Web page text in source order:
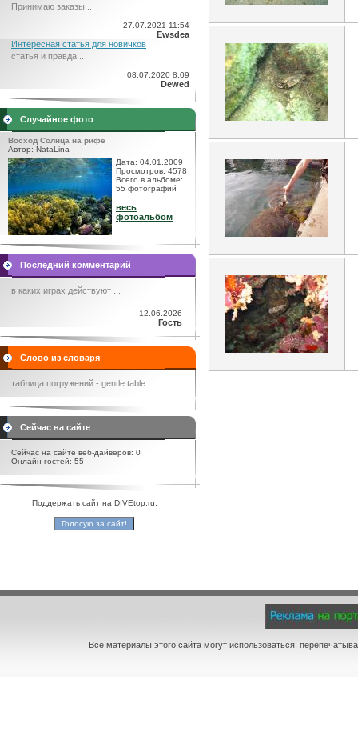
Принимаю заказы...
27.07.2021 11:54
Ewsdea
Интересная статья для новичков
статья и правда...
08.07.2020 8:09
Dewed
Случайное фото
Восход Солнца на рифе
Автор: NataLina
Дата: 04.01.2009
Просмотров: 4578
Всего в альбоме:
55 фотографий
весь
фотоальбом
Последний комментарий
в каких играх действуют ...
12.06.2026
Гость
Слово из словаря
таблица погружений - gentle table
Сейчас на сайте
Сейчас на сайте веб-дайверов: 0
Онлайн гостей: 55
Поддержать сайт на DIVEtop.ru:
Все материалы этого сайта могут использоваться,